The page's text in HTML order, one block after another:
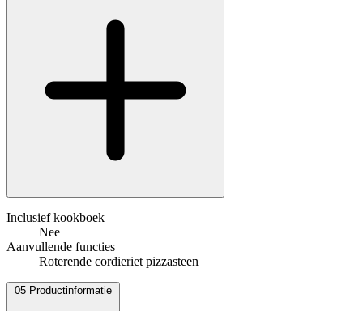
Inclusief kookboek
Nee
Aanvullende functies
Roterende cordieriet pizzasteen
05 Productinformatie